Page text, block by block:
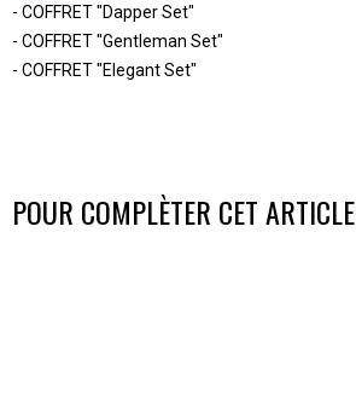
- COFFRET "Dapper Set"
- COFFRET "Gentleman Set"
- COFFRET "Elegant Set"
POUR COMPLÈTER CET ARTICLE